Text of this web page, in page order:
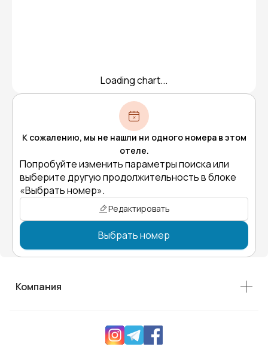
Loading chart...
К сожалению, мы не нашли ни одного номера в этом
отеле.
Попробуйте изменить параметры поиска или
выберите другую продолжительность в блоке
«Выбрать номер».
Редактировать
Выбрать номер
Компания